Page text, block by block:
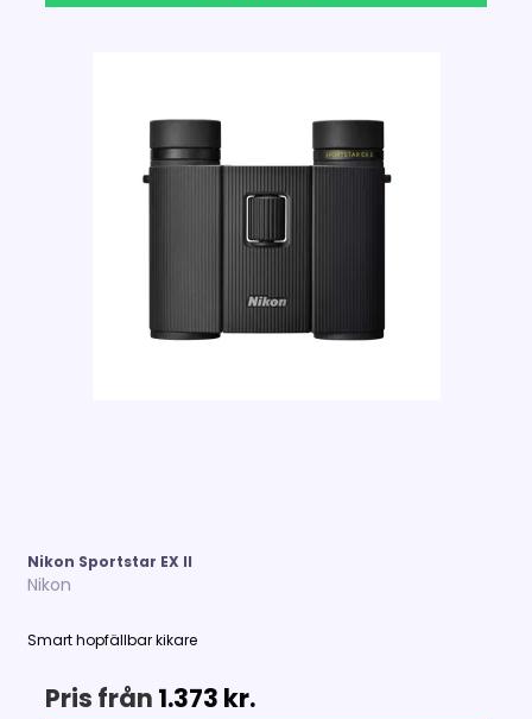
Nikon Sportstar EX II
Nikon
Smart hopfällbar kikare
Pris från 1.373 kr.